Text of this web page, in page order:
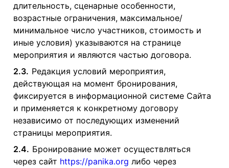
длительность, сценарные особенности,
возрастные ограничения, максимальное/
минимальное число участников, стоимость и
иные условия) указываются на странице
мероприятия и являются частью договора.
2.3. Редакция условий мероприятия,
действующая на момент бронирования,
фиксируется в информационной системе Сайта
и применяется к конкретному договору
независимо от последующих изменений
страницы мероприятия.
2.4. Бронирование может осуществляться
через сайт https://panika.org либо через